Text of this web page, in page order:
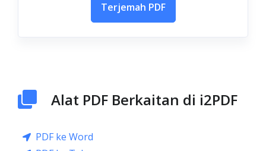
Terjemah PDF
Alat PDF Berkaitan di i2PDF
PDF ke Word